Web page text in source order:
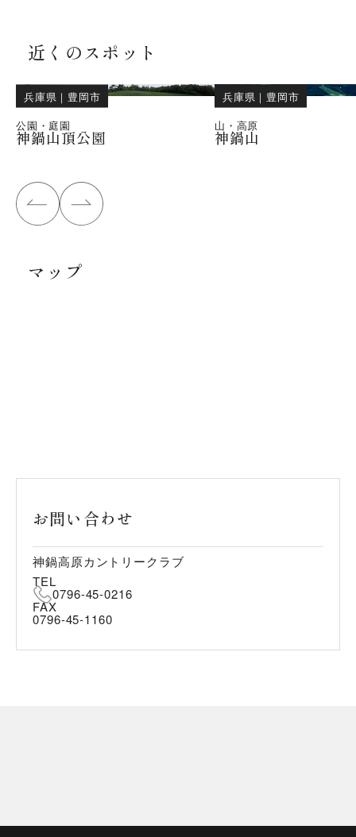
近くのスポット
兵庫県 ｜ 豊岡市
公園・庭園
神鍋山頂公園
兵庫県 ｜ 豊岡市
山・高原
神鍋山
マップ
お問い合わせ
神鍋高原カントリークラブ
TEL
0796-45-0216
FAX
0796-45-1160